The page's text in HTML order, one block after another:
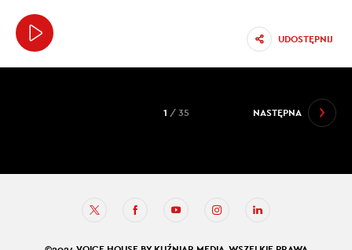
UDOSTĘPNIJ
NASTĘPNA
1 / 35